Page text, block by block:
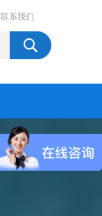
联系我们